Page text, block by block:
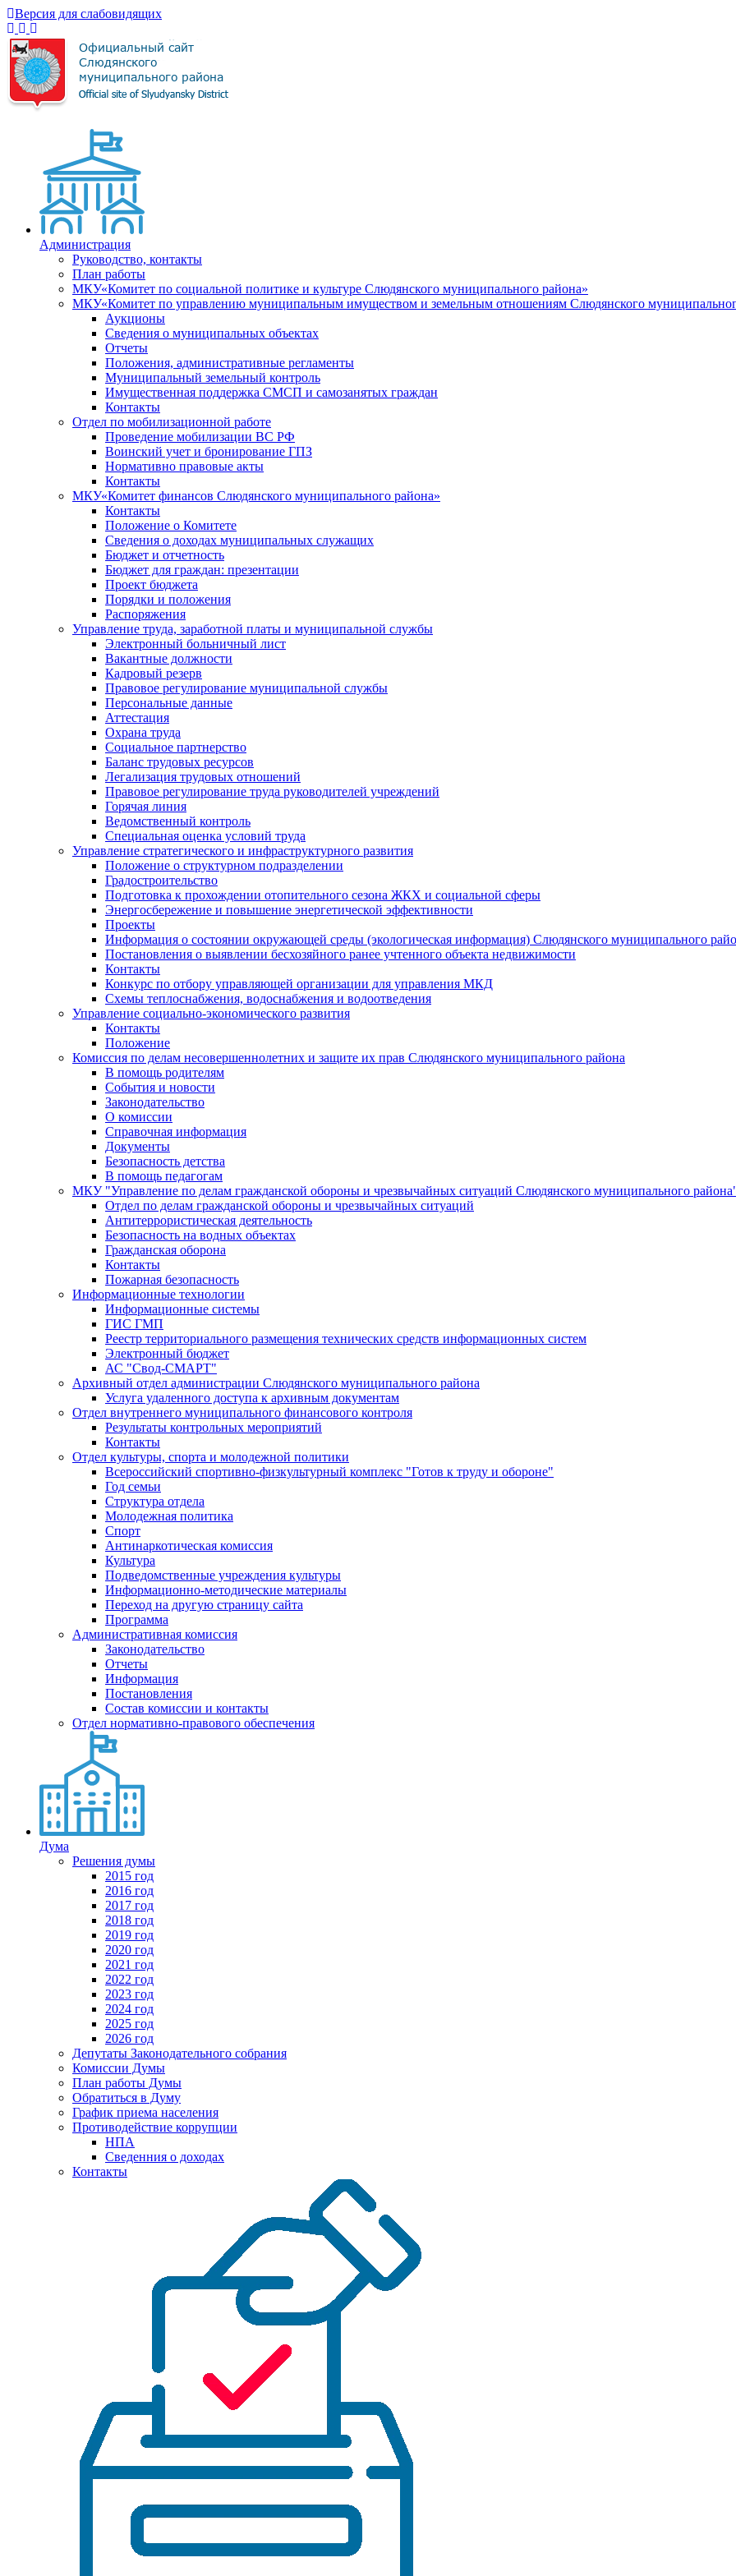
Версия для слабовидящих
Администрация
Руководство, контакты
План работы
МКУ«Комитет по социальной политике и культуре Слюдянского муниципального района»
МКУ«Комитет по управлению муниципальным имуществом и земельным отношениям Слюдянского
Аукционы
Сведения о муниципальных объектах
Отчеты
Положения, административные регламенты
Муниципальный земельный контроль
Имущественная поддержка СМСП и самозанятых граждан
Контакты
Отдел по мобилизационной работе
Проведение мобилизации ВС РФ
Воинский учет и бронирование ГПЗ
Нормативно правовые акты
Контакты
МКУ«Комитет финансов Слюдянского муниципального района»
Контакты
Положение о Комитете
Сведения о доходах муниципальных служащих
Бюджет и отчетность
Бюджет для граждан: презентации
Проект бюджета
Порядки и положения
Распоряжения
Управление труда, заработной платы и муниципальной службы
Электронный больничный лист
Вакантные должности
Кадровый резерв
Правовое регулирование муниципальной службы
Персональные данные
Аттестация
Охрана труда
Социальное партнерство
Баланс трудовых ресурсов
Легализация трудовых отношений
Правовое регулирование труда руководителей учреждений
Горячая линия
Ведомственный контроль
Специальная оценка условий труда
Управление стратегического и инфраструктурного развития
Положение о структурном подразделении
Градостроительство
Подготовка к прохождении отопительного сезона ЖКХ и социальной сферы
Энергосбережение и повышение энергетической эффективности
Проекты
Информация о состоянии окружающей среды (экологическая информация) Слюдянского муниципального
Постановления о выявлении бесхозяйного ранее учтенного объекта недвижимости
Контакты
Конкурс по отбору управляющей организации для управления МКД
Схемы теплоснабжения, водоснабжения и водоотведения
Управление социально-экономического развития
Контакты
Положение
Комиссия по делам несовершеннолетних и защите их прав Слюдянского муниципального района
В помощь родителям
События и новости
Законодательство
О комиссии
Справочная информация
Документы
Безопасность детства
В помощь педагогам
МКУ "Управление по делам гражданской обороны и чрезвычайных ситуаций Слюдянского муниципального
Отдел по делам гражданской обороны и чрезвычайных ситуаций
Антитеррористическая деятельность
Безопасность на водных объектах
Гражданская оборона
Контакты
Пожарная безопасность
Информационные технологии
Информационные системы
ГИС ГМП
Реестр территориального размещения технических средств информационных систем
Электронный бюджет
АС "Свод-СМАРТ"
Архивный отдел администрации Слюдянского муниципального района
Услуга удаленного доступа к архивным документам
Отдел внутреннего муниципального финансового контроля
Результаты контрольных мероприятий
Контакты
Отдел культуры, спорта и молодежной политики
Всероссийский спортивно-физкультурный комплекс "Готов к труду и обороне"
Год семьи
Структура отдела
Молодежная политика
Спорт
Антинаркотическая комиссия
Культура
Подведомственные учреждения культуры
Информационно-методические материалы
Переход на другую страницу сайта
Программа
Административная комиссия
Законодательство
Отчеты
Информация
Постановления
Состав комиссии и контакты
Отдел нормативно-правового обеспечения
Дума
Решения думы
2015 год
2016 год
2017 год
2018 год
2019 год
2020 год
2021 год
2022 год
2023 год
2024 год
2025 год
2026 год
Депутаты Законодательного собрания
Комиссии Думы
План работы Думы
Обратиться в Думу
График приема населения
Противодействие коррупции
НПА
Сведенния о доходах
Контакты